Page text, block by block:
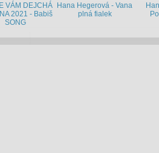
VÁM DEJCHÁ
2021 - Babiš
SONG
Hana Hegerová - Vana
plná fialek